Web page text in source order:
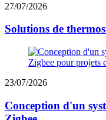
27/07/2026
Solutions de
23/07/2026
Conception d'un